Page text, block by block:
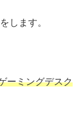
します。
ーミングデスク